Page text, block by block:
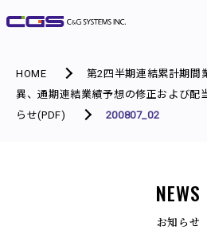
HOME
第2四半期連結累計期間
異、通期連結業績予想の修正および配
らせ(PDF)
200807_02
NEWS
お知らせ